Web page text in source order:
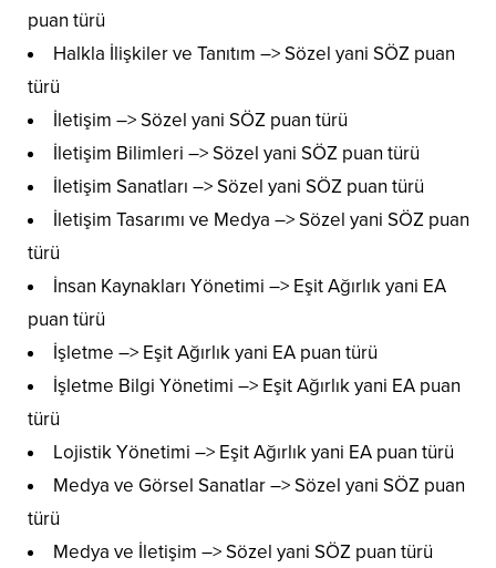
puan türü
Halkla İlişkiler ve Tanıtım –> Sözel yani SÖZ puan
türü
İletişim –> Sözel yani SÖZ puan türü
İletişim Bilimleri –> Sözel yani SÖZ puan türü
İletişim Sanatları –> Sözel yani SÖZ puan türü
İletişim Tasarımı ve Medya –> Sözel yani SÖZ puan
türü
İnsan Kaynakları Yönetimi –> Eşit Ağırlık yani EA
puan türü
İşletme –> Eşit Ağırlık yani EA puan türü
İşletme Bilgi Yönetimi –> Eşit Ağırlık yani EA puan
türü
Lojistik Yönetimi –> Eşit Ağırlık yani EA puan türü
Medya ve Görsel Sanatlar –> Sözel yani SÖZ puan
türü
Medya ve İletişim –> Sözel yani SÖZ puan türü